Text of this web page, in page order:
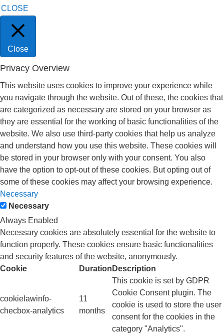
CLOSE
Close
Privacy Overview
This website uses cookies to improve your experience while
you navigate through the website. Out of these, the cookies that
are categorized as necessary are stored on your browser as
they are essential for the working of basic functionalities of the
website. We also use third-party cookies that help us analyze
and understand how you use this website. These cookies will
be stored in your browser only with your consent. You also
have the option to opt-out of these cookies. But opting out of
some of these cookies may affect your browsing experience.
Necessary
Necessary
Always Enabled
Necessary cookies are absolutely essential for the website to
function properly. These cookies ensure basic functionalities
and security features of the website, anonymously.
Cookie
Duration Description
cookielawinfo-
checbox-analytics
11
months
This cookie is set by GDPR
Cookie Consent plugin. The
cookie is used to store the user
consent for the cookies in the
category "Analytics".